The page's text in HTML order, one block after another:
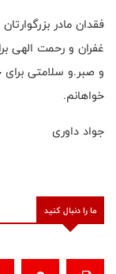
فقدان مادر
غفران و رحمت الهی
و صبر.و سلامتی برای
خواهانم.
جواد داوری
ما را دنبال کنید